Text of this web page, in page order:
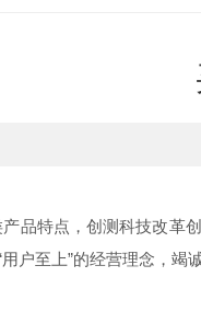
品特点，创测科技改革
户至上”的经营理念，